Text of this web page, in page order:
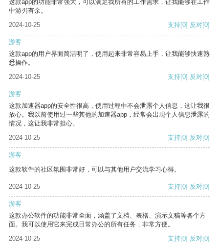
这款app的功能非常强大，可以满足我所有的工作需求，让我能够在工作
中游刃有余。
2024-10-25
支持[0] 反对[0]
游客
这款app的用户界面简洁明了，使用起来非常容易上手，让我能够快速熟
悉操作。
2024-10-25
支持[0] 反对[0]
游客
这款加速器app的安全性很高，使用过程中不会泄露个人信息，这让我很
放心。我以前使用过一些其他的加速器app，经常会出现个人信息泄露的
情况，这让我非常担心。
2024-10-25
支持[0] 反对[0]
游客
这款软件的社区氛围非常好，可以与其他用户交流学习心得。
2024-10-25 支持[0] 反对[0]
游客
这款办公软件的功能非常全面，涵盖了文档、表格、演示文稿等各个方
面。我可以使用它来完成日常办公的所有任务，非常方便。
2024-10-25
支持[0] 反对[0]